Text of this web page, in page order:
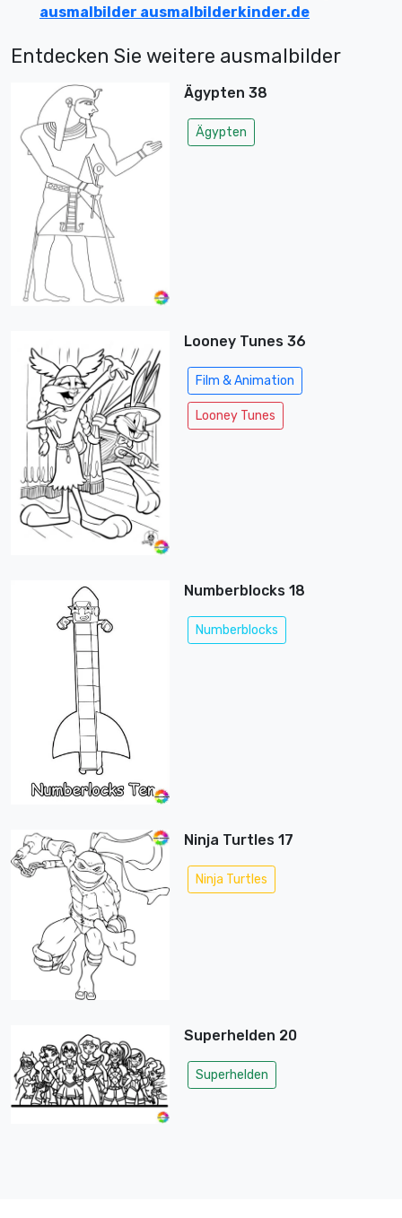
ausmalbilder ausmalbilderkinder.de
Entdecken Sie weitere ausmalbilder
Ägypten 38
Ägypten
Looney Tunes 36
Film & Animation
Looney Tunes
Numberblocks 18
Numberblocks
Ninja Turtles 17
Ninja Turtles
Superhelden 20
Superhelden